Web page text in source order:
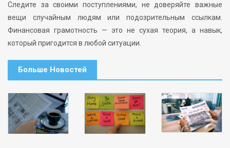
Следите за своими поступлениями, не доверяйте важные
вещи случайным людям или подозрительным ссылкам.
Финансовая грамотность — это не сухая теория, а навык,
который пригодится в любой ситуации.
Больше Новостей